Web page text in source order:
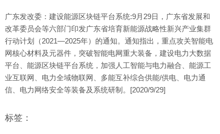
广东发改委：建设能源区块链平台系统:9月29日，广东省发展和
改革委员会等六部门印发广东省培育新能源战略性新兴产业集群
行动计划（2021—2025年）的通知。通知指出，重点攻关智能电
网核心材料及元器件，突破智能电网重大装备，建设电力大数据
平台、能源区块链平台系统，加强人工智能与电力融合、能源工
业互联网、电力全域物联网、多能互补综合供能/供电、电力通
信、电力网络安全等装备及系统研制。[2020/9/29]
标签：